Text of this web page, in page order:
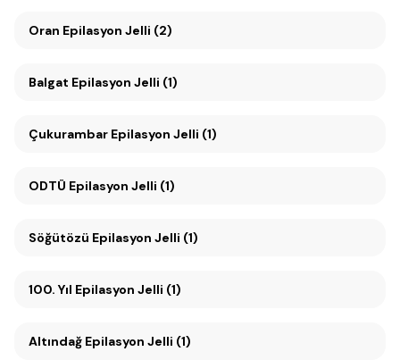
Oran Epilasyon Jelli (2)
Balgat Epilasyon Jelli (1)
Çukurambar Epilasyon Jelli (1)
ODTÜ Epilasyon Jelli (1)
Söğütözü Epilasyon Jelli (1)
100. Yıl Epilasyon Jelli (1)
Altındağ Epilasyon Jelli (1)